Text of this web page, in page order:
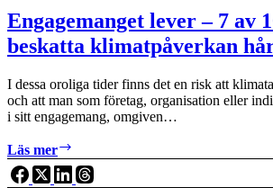
vägen
Engagemanget lever – 7 av
beskatta klimatpåverkan
I dessa oroliga tider finns det en risk att
och att man som företag, organisation eller
i sitt engagemang, omgiven…
Läs mer
lever
–